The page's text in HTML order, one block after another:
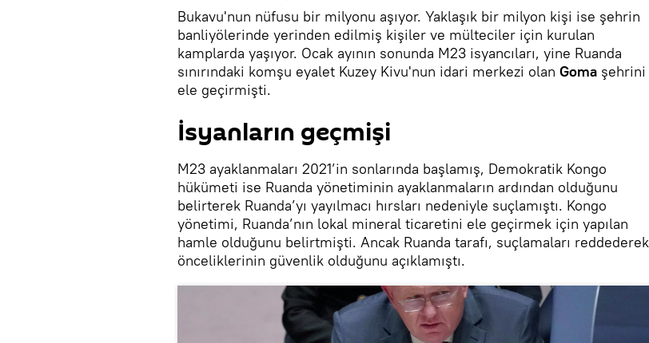
Bukavu'nun nüfusu bir milyonu aşıyor. Yaklaşık bir milyon kişi ise şehrin
banliyölerinde yerinden edilmiş kişiler ve mülteciler için kurulan
kamplarda yaşıyor. Ocak ayının sonunda M23 isyancıları, yine Ruanda
sınırındaki komşu eyalet Kuzey Kivu'nun idari merkezi olan Goma şehrini
ele geçirmişti.
İsyanların geçmişi
M23 ayaklanmaları 2021’in sonlarında başlamış, Demokratik Kongo
hükümeti ise Ruanda yönetiminin ayaklanmaların ardından olduğunu
belirterek Ruanda’yı yayılmacı hırsları nedeniyle suçlamıştı. Kongo
yönetimi, Ruanda’nın lokal mineral ticaretini ele geçirmek için yapılan
hamle olduğunu belirtmişti. Ancak Ruanda tarafı, suçlamaları reddederek
önceliklerinin güvenlik olduğunu açıklamıştı.